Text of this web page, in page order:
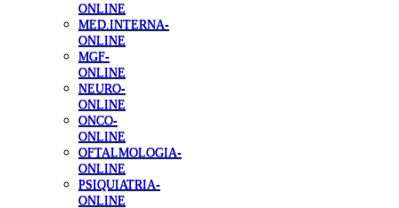
ONLINE
MED.INTERNA-
ONLINE
MGF-
ONLINE
NEURO-
ONLINE
ONCO-
ONLINE
OFTALMOLOGIA-
ONLINE
PSIQUIATRIA-
ONLINE